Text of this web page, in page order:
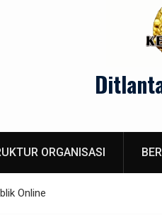
ORGANISASI
Online